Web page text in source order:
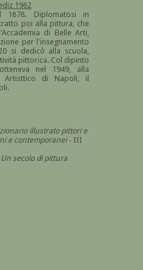
1962
Diplomatosi in
poi alla pittura, che
di Belle Arti,
per l'insegnamento
si dedicò alla scuola,
pittorica. Col dipinto
nel 1949, alla
Artisttico di Napoli, il
illustrato pittori e
e contemporanei- III
Un secolo di pittura